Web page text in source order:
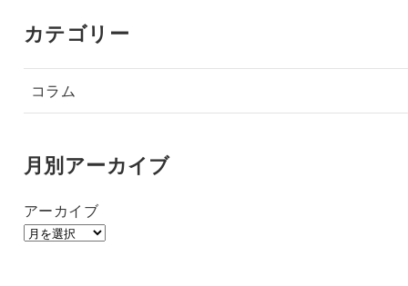
カテゴリー
コラム
月別アーカイブ
アーカイブ